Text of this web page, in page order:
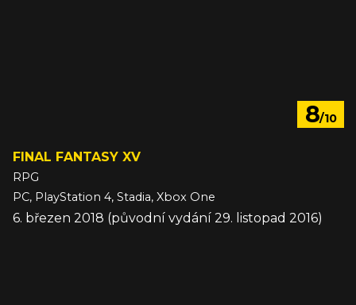
8/10
FINAL FANTASY XV
RPG
PC, PlayStation 4, Stadia, Xbox One
6. březen 2018 (původní vydání 29. listopad 2016)